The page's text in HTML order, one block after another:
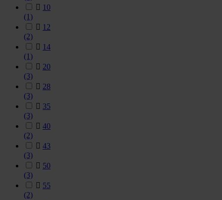
 10
(1)
 12
(2)
 14
(1)
 20
(3)
 28
(3)
 35
(3)
 40
(2)
 43
(3)
 50
(3)
 55
(2)